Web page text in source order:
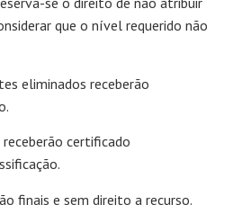
que o nível requerido não
eliminados receberão
certificado
finais e sem direito a recurso.